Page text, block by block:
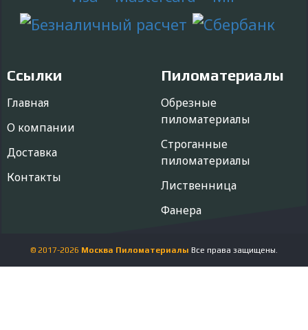
Ссылки
Главная
О компании
Доставка
Контакты
Пиломатериалы
Обрезные
пиломатериалы
Строганные
пиломатериалы
Лиственница
Фанера
© 2017-2026 Москва Пиломатериалы Все права защищены.